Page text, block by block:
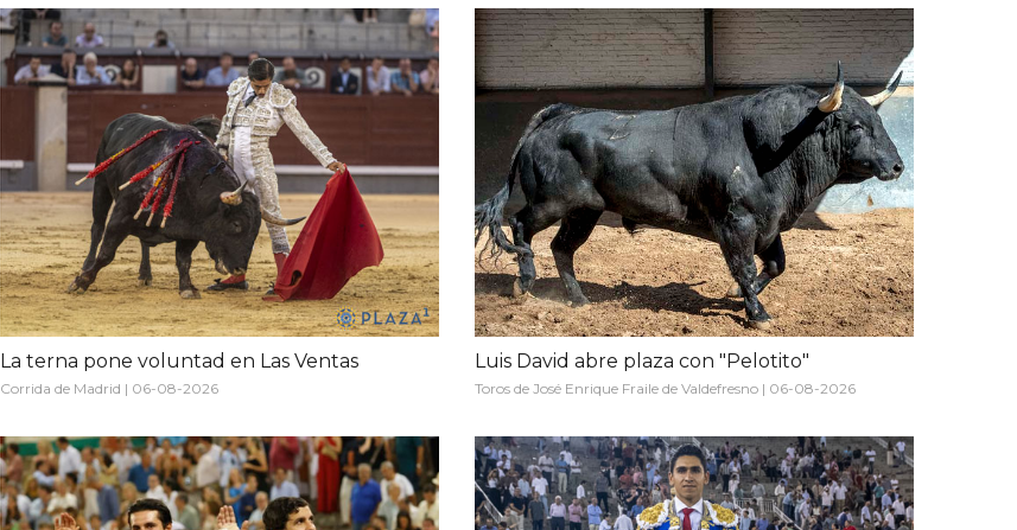
La terna pone voluntad en Las Ventas
Corrida de Madrid | 06-08-2026
Luis David abre plaza con "Pelotito"
Toros de José Enrique Fraile de Valdefresno | 06-08-2026